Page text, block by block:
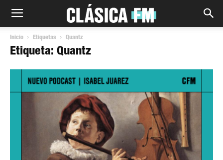
Inicio Etiquetas Quantz
Etiqueta: Quantz